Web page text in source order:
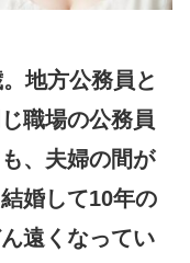
地方公務員と
職場の公務員
、夫婦の間が
婚して10年の
遠くなってい